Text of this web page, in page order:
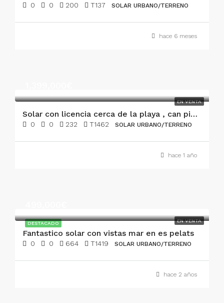
0 0 200 T137 SOLAR URBANO/TERRENO
hace 6 meses
EN VENTA
Solar con licencia cerca de la playa , can picafort
0 0 232 T1462 SOLAR URBANO/TERRENO
hace 1 año
DESTACADO EN VENTA
Fantastico solar con vistas mar en es pelats
0 0 664 T1419 SOLAR URBANO/TERRENO
hace 2 años